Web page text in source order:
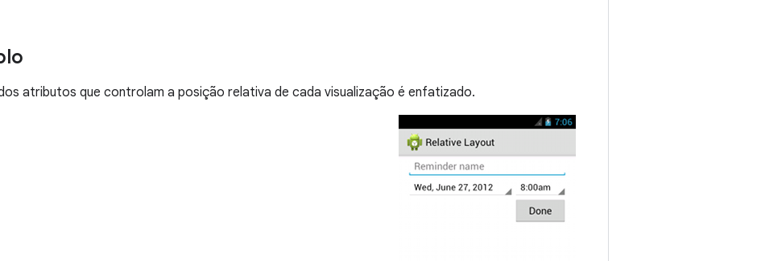
atributos que controlam a posição relativa de cada visualização é enfatizado.